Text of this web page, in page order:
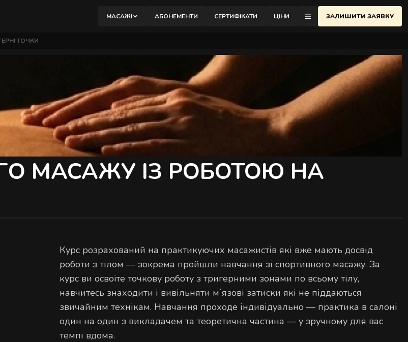
МАСАЖІ АБОНЕМЕНТИ СЕРТИФІКАТИ ЦІНИ ЗАЛИШИТИ ЗАЯВКУ
ТОЧКИ
МАСАЖУ ІЗ РОБОТОЮ НА
Курс розрахований на практикуючих масажистів які вже мають досвід
роботи з тілом — зокрема пройшли навчання зі спортивного масажу. За
курс ви освоїте точкову роботу з тригерними зонами по всьому тілу,
навчитесь знаходити і вивільняти мʼязові затиски які не піддаються
звичайним технікам. Навчання проходе індивідуально — практика в салоні
один на один з викладачем та теоретична частина — у зручному для вас
темпі вдома.
Меню
КОНТАКТИ
МАСАЖНА ШКОЛА
БЛОГ
МАЙСТРИ